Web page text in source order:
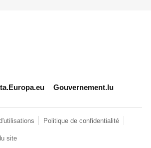
de data.public.lu
Gouvernement.lu
Politique de confidentialité
site